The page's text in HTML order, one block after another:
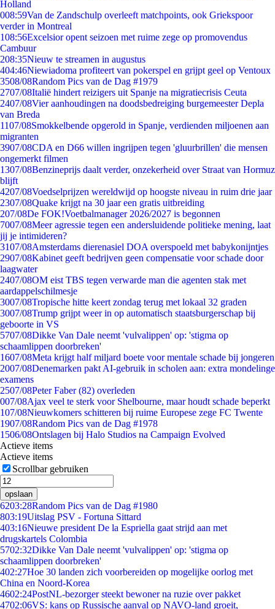
Holland
008:59Van de Zandschulp overleeft matchpoints, ook Griekspoor
verder in Montreal
108:56Excelsior opent seizoen met ruime zege op promovendus
Cambuur
208:35Nieuw te streamen in augustus
404:46Niewiadoma profiteert van pokerspel en grijpt geel op Ventoux
3508/08Random Pics van de Dag #1979
2707/08Italië hindert reizigers uit Spanje na migratiecrisis Ceuta
2407/08Vier aanhoudingen na doodsbedreiging burgemeester Depla
van Breda
1107/08Smokkelbende opgerold in Spanje, verdienden miljoenen aan
migranten
3907/08CDA en D66 willen ingrijpen tegen 'gluurbrillen' die mensen
ongemerkt filmen
1307/08Benzineprijs daalt verder, onzekerheid over Straat van Hormuz
blijft
4207/08Voedselprijzen wereldwijd op hoogste niveau in ruim drie jaar
2307/08Quake krijgt na 30 jaar een gratis uitbreiding
207/08De FOK!Voetbalmanager 2026/2027 is begonnen
7007/08Meer agressie tegen een andersluidende politieke mening, laat
jij je intimideren?
3107/08Amsterdams dierenasiel DOA overspoeld met babykonijntjes
2907/08Kabinet geeft bedrijven geen compensatie voor schade door
laagwater
2407/08OM eist TBS tegen verwarde man die agenten stak met
aardappelschilmesje
3007/08Tropische hitte keert zondag terug met lokaal 32 graden
3007/08Trump grijpt weer in op automatisch staatsburgerschap bij
geboorte in VS
5707/08Dikke Van Dale neemt 'vulvalippen' op: 'stigma op
schaamlippen doorbreken'
1607/08Meta krijgt half miljard boete voor mentale schade bij jongeren
2007/08Denemarken pakt AI-gebruik in scholen aan: extra mondelinge
examens
2507/08Peter Faber (82) overleden
007/08Ajax veel te sterk voor Shelbourne, maar houdt schade beperkt
107/08Nieuwkomers schitteren bij ruime Europese zege FC Twente
1907/08Random Pics van de Dag #1978
1506/08Ontslagen bij Halo Studios na Campaign Evolved
Actieve items
Actieve items
Scrollbar gebruiken
opslaan
6203:28Random Pics van de Dag #1980
803:19Uitslag PSV - Fortuna Sittard
403:16Nieuwe president De la Espriella gaat strijd aan met
drugskartels Colombia
5702:32Dikke Van Dale neemt 'vulvalippen' op: 'stigma op
schaamlippen doorbreken'
402:27Hoe 30 landen zich voorbereiden op mogelijke oorlog met
China en Noord-Korea
4602:24PostNL-bezorger steekt bewoner na ruzie over pakket
4702:06VS: kans op Russische aanval op NAVO-land groeit,